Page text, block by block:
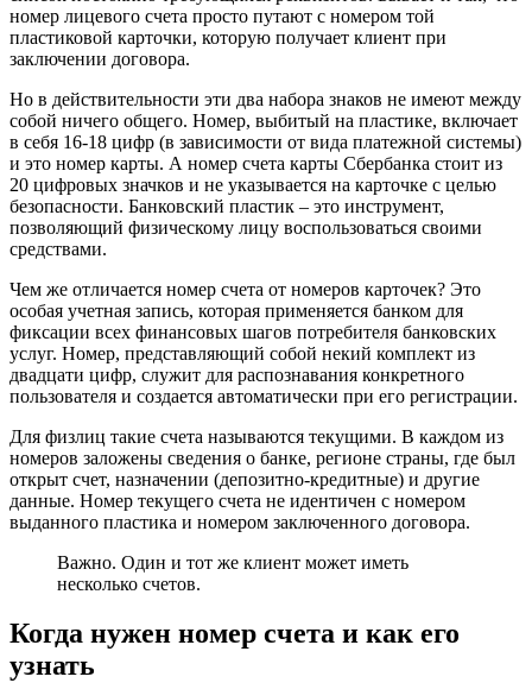
номер лицевого счета просто путают с номером той
пластиковой карточки, которую получает клиент при
заключении договора.
Но в действительности эти два набора знаков не имеют между
собой ничего общего. Номер, выбитый на пластике, включает
в себя 16-18 цифр (в зависимости от вида платежной системы)
и это номер карты. А номер счета карты Сбербанка стоит из
20 цифровых значков и не указывается на карточке с целью
безопасности. Банковский пластик – это инструмент,
позволяющий физическому лицу воспользоваться своими
средствами.
Чем же отличается номер счета от номеров карточек? Это
особая учетная запись, которая применяется банком для
фиксации всех финансовых шагов потребителя банковских
услуг. Номер, представляющий собой некий комплект из
двадцати цифр, служит для распознавания конкретного
пользователя и создается автоматически при его регистрации.
Для физлиц такие счета называются текущими. В каждом из
номеров заложены сведения о банке, регионе страны, где был
открыт счет, назначении (депозитно-кредитные) и другие
данные. Номер текущего счета не идентичен с номером
выданного пластика и номером заключенного договора.
Важно. Один и тот же клиент может иметь
несколько счетов.
Когда нужен номер счета и как его
узнать